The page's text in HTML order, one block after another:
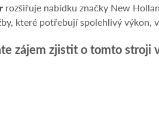
rozšiřuje nabídku značky New
které potřebují spolehlivý výkon,
zájem zjistit o tomto stroji